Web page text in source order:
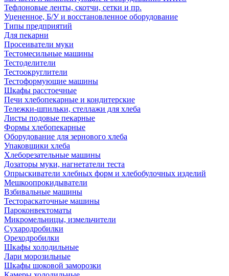
Тефлоновые ленты, скотчи, сетки и пр.
Уцененное, Б/У и восстановленное оборудование
Типы предприятий
Для пекарни
Просеиватели муки
Тестомесильные машины
Тестоделители
Тестоокруглители
Тестоформующие машины
Шкафы расстоечные
Печи хлебопекарные и кондитерские
Тележки-шпильки, стеллажи для хлеба
Листы подовые пекарные
Формы хлебопекарные
Оборудование для зернового хлеба
Упаковщики хлеба
Хлеборезательные машины
Дозаторы муки, нагнетатели теста
Опрыскиватели хлебных форм и хлебобулочных изделий
Мешкоопрокидыватели
Взбивальные машины
Тестораскаточные машины
Пароконвектоматы
Микромельницы, измельчители
Сухародробилки
Ореходробилки
Шкафы холодильные
Лари морозильные
Шкафы шоковой заморозки